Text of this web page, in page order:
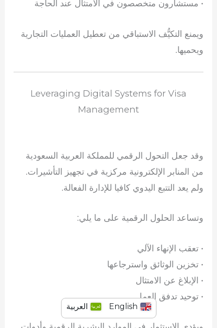
• مستشارون متخصصون في الامتثال عند الحاجة
ويمنع التكيُّف الاستباقي من تعطيل العمليات التجارية
ويحميها.
Leveraging Digital Systems for Visa
Management
وقد جعل التحول الرقمي للمملكة العربية السعودية
من المنابر الإلكترونية مركزية في تجهيز التأشيرات.
ولم يعد التتبع اليدوي كافيا للإدارة الفعالة.
وتساعد الحلول الرقمية على ما يلي:
• تعقب الإنهاء الآلي
• تخزين الوثائق واسترجاعها
• الإبلاغ عن الامتثال
• توحيد تدفق العمل
English العربية